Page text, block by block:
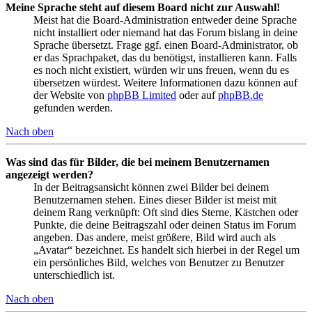
Meine Sprache steht auf diesem Board nicht zur Auswahl!
Meist hat die Board-Administration entweder deine Sprache
nicht installiert oder niemand hat das Forum bislang in deine
Sprache übersetzt. Frage ggf. einen Board-Administrator, ob
er das Sprachpaket, das du benötigst, installieren kann. Falls
es noch nicht existiert, würden wir uns freuen, wenn du es
übersetzen würdest. Weitere Informationen dazu können auf
der Website von phpBB Limited oder aufphpBB.de
gefunden werden.
Nach oben
Was sind das für Bilder, die bei meinem Benutzernamen
angezeigt werden?
In der Beitragsansicht können zwei Bilder bei deinem
Benutzernamen stehen. Eines dieser Bilder ist meist mit
deinem Rang verknüpft: Oft sind dies Sterne, Kästchen oder
Punkte, die deine Beitragszahl oder deinen Status im Forum
angeben. Das andere, meist größere, Bild wird auch als
„Avatar“ bezeichnet. Es handelt sich hierbei in der Regel um
ein persönliches Bild, welches von Benutzer zu Benutzer
unterschiedlich ist.
Nach oben